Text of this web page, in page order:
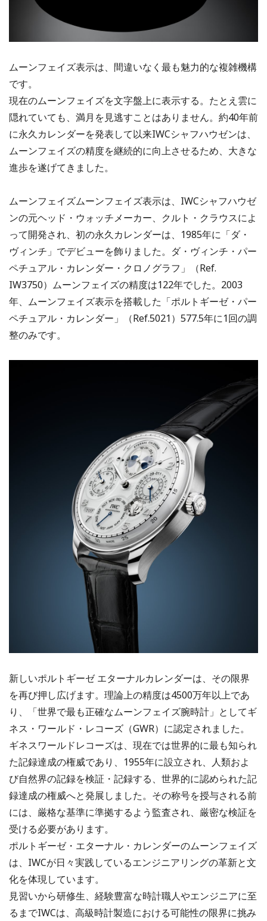
ムーンフェイズ表示は、間違いなく最も魅力的な複雑機構
です。
現在のムーンフェイズを文字盤上に表示する。たとえ雲に
隠れていても、満月を見逃すことはありません。約40年前
に永久カレンダーを発表して以来IWCシャフハウゼンは、
ムーンフェイズの精度を継続的に向上させるため、大きな
進歩を遂げてきました。
ムーンフェイズムーンフェイズ表示は、IWCシャフハウゼ
ンの元ヘッド・ウォッチメーカー、クルト・クラウスによ
って開発され、初の永久カレンダーは、1985年に「ダ・
ヴィンチ」でデビューを飾りました。ダ・ヴィンチ・パー
ペチュアル・カレンダー・クロノグラフ」（Ref.
IW3750）ムーンフェイズの精度は122年でした。2003
年、ムーンフェイズ表示を搭載した「ポルトギーゼ・パー
ペチュアル・カレンダー」（Ref.5021）577.5年に1回の調
整のみです。
新しいポルトギーゼ エターナルカレンダーは、その限界
を再び押し広げます。理論上の精度は4500万年以上であ
り、「世界で最も正確なムーンフェイズ腕時計」としてギ
ネス・ワールド・レコーズ（GWR）に認定されました。
ギネスワールドレコーズは、現在では世界的に最も知られ
た記録達成の権威であり、1955年に設立され、人類およ
び自然界の記録を検証・記録する、世界的に認められた記
録達成の権威へと発展しました。その称号を授与される前
には、厳格な基準に準拠するよう監査され、厳密な検証を
受ける必要があります。
ポルトギーゼ・エターナル・カレンダーのムーンフェイズ
は、IWCが日々実践しているエンジニアリングの革新と文
化を体現しています。
見習いから研修生、経験豊富な時計職人やエンジニアに至
るまでIWCは、高級時計製造における可能性の限界に挑み